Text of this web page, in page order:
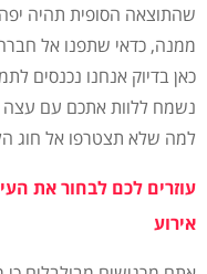
שהתוצאה הסופית תהיה
ממנה, כדאי שתפנו אל
כאן בדיוק אנחנו נכנסים
נשמח ללוות אתכם עם עצה
למה שלא תצטרפו אל חוג
עוזרים לכם לבחור את
אירוע